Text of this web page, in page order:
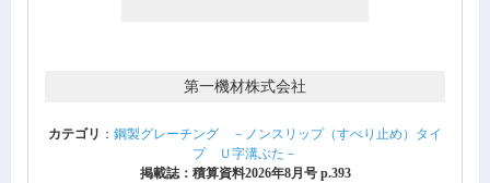
第一機材株式会社
カテゴリ ： 鋼製グレーチング －ノンスリップ（すべり止め）タイ
プ Ｕ字溝ぶた－
掲載誌：積算資料2026年8月号 p.393